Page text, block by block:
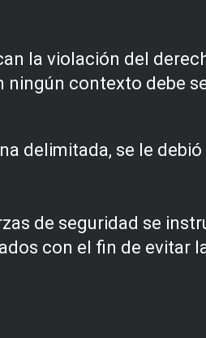
la violación del
ningún contexto debe
delimitada, se le
de seguridad se
con el fin de evitar